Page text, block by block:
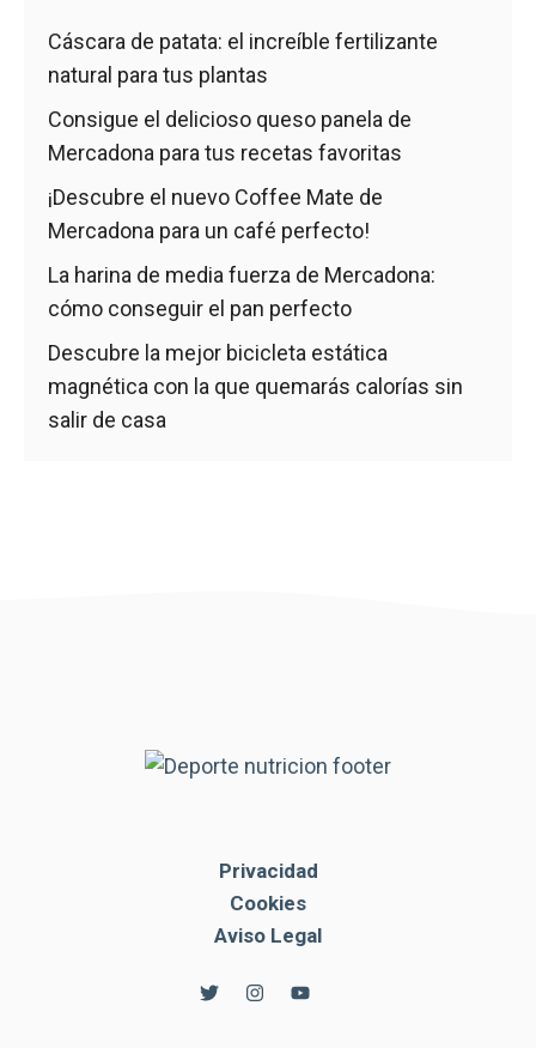
Cáscara de patata: el increíble fertilizante
natural para tus plantas
Consigue el delicioso queso panela de
Mercadona para tus recetas favoritas
¡Descubre el nuevo Coffee Mate de
Mercadona para un café perfecto!
La harina de media fuerza de Mercadona:
cómo conseguir el pan perfecto
Descubre la mejor bicicleta estática
magnética con la que quemarás calorías sin
salir de casa
Privacidad
Cookies
Aviso Legal